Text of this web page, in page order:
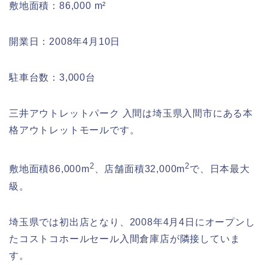
敷地面積：86,000 m²
開業日：2008年4月10日
駐車台数：3,000台
三井アウトレットパーク 入間は埼玉県入間市にある本
格アウトレットモールです。
敷地面積86,000m2 、店舗面積32,000m2で、日本最大
級。
埼玉県では初出店となり、2008年4月4日にオープンし
たコストコホールセール入間倉庫店が隣接していま
す。